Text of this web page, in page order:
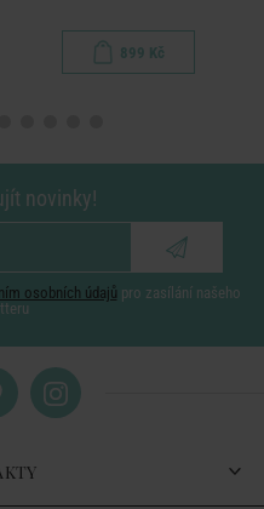
899 Kč
novinky!
osobních údajů pro zasílání našeho